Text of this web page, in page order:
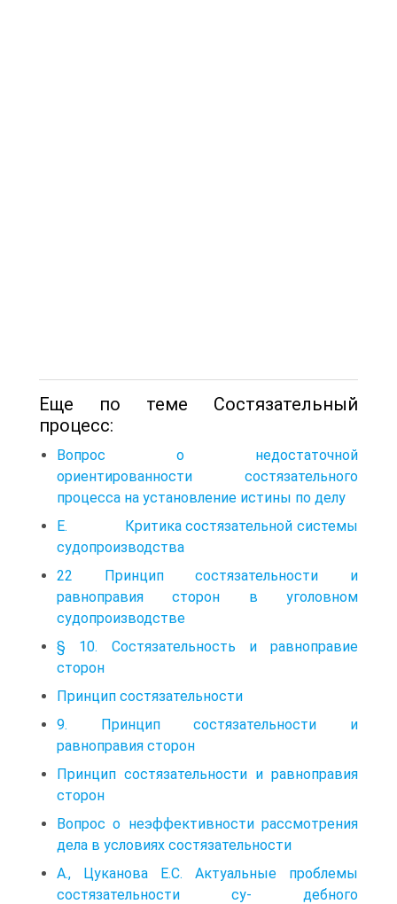
Еще по теме Состязательный
процесс:
Вопрос о недостаточной
ориентированности состязательного
процесса на установление истины по делу
Е. Критика состязательной системы
судопроизводства
22 Принцип состязательности и
равноправия сторон в уголовном
судопроизводстве
§ 10. Состязательность и равноправие
сторон
Принцип состязательности
9. Принцип состязательности и
равноправия сторон
Принцип состязательности и равноправия
сторон
Вопрос о неэффективности рассмотрения
дела в условиях состязательности
А., Цуканова Е.С. Актуальные проблемы
состязательности су- дебного